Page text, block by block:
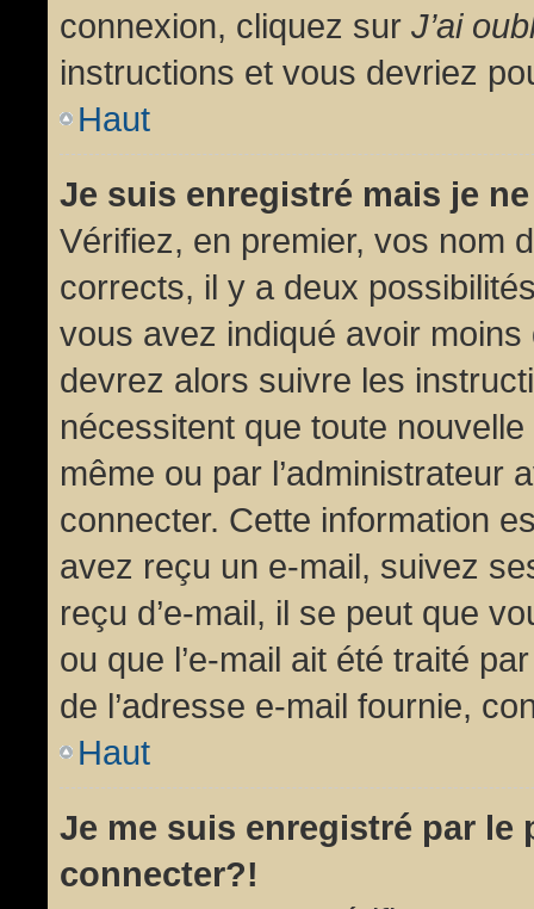
connexion, cliquez sur J’ai
instructions et vous devriez
Haut
Je suis enregistré mais je
Vérifiez, en premier, vos nom
corrects, il y a deux
vous avez indiqué avoir
devrez alors suivre les
nécessitent que toute
même ou par l’administrateur
connecter. Cette information
avez reçu un e-mail, suivez
reçu d’e-mail, il se peut que
ou que l’e-mail ait été traité
de l’adresse e-mail fournie,
Haut
Je me suis enregistré par le
connecter?!